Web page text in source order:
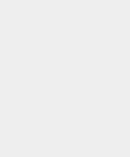
style="vertical-align:
align:
align: